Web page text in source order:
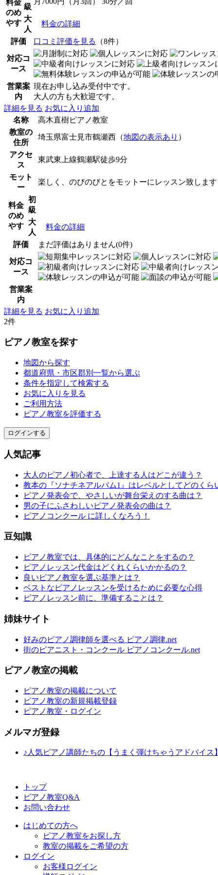
料金
のめ
やす
級
大
人
料金の詳細
評価 口コミ評価を見る （8件）
対応コ
ース
営業案
内
現在お申し込み受付中です。
大人の方も大歓迎です。
詳細を見る お気に入り追加
名称
高木直樹ピアノ教室
教室の
住所
埼玉県富士見市鶴瀬西（地図の表示あり ）
アクセ
ス
東武東上線鶴瀬駅徒歩9分
モット
ー
楽しく、のびのびとをモットーにレッスン致しま
料金
のめ
やす
初
級
大
人
料金の詳細
評価 まだ評価はありません(0件)
対応コ
ース
営業案
内
詳細を見る お気に入り追加
2件
ピアノ教室を探す
地図から探す
都道府県・市区郡別一覧から選ぶ
条件を指定して検索する
お気に入りを見る
ご利用方法
ピアノ教室を評価する
ログインする
人気記事
大人のピアノ初心者で、上達する人はどこが違う？
教本の『ソナチネアルバム1』はレベルとしてどのくら
ピアノ発表会で、やさしいが舞台栄えのする曲は？
男の子にふさわしいピアノ発表会の曲は？
ピアノコンクール に詳しくなろう！
豆知識
ピアノ教室では、具体的にどんなことをするの？
ピアノレッスン代金はどくれくらいかかるの？
良いピアノ教室を選ぶ基準とは？
ベストなピアノレッスンを受けるために必要な心得
ピアノレッスン前に、準備することは？
姉妹サイト
好みのピアノ調律師を選べる ピアノ調律.net
街のピアニスト・コンクール ピアノコンクール.net
ピアノ教室の掲載
ピアノ教室の掲載について
ピアノ教室の新規掲載登録
ピアノ教室・ログイン
メルマガ登録
♪人気ピアノ講師たちの【うまく弾けちゃうアドバイス
トップ
ピアノ教室Q&A
お問い合わせ
はじめての方へ
ピアノ教室をお探し方
教室の掲載をご希望の方
ログイン
お客様ログイン